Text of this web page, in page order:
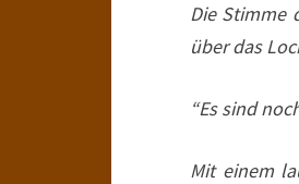
Die Stimme
über das
“Es sind
Mit einem